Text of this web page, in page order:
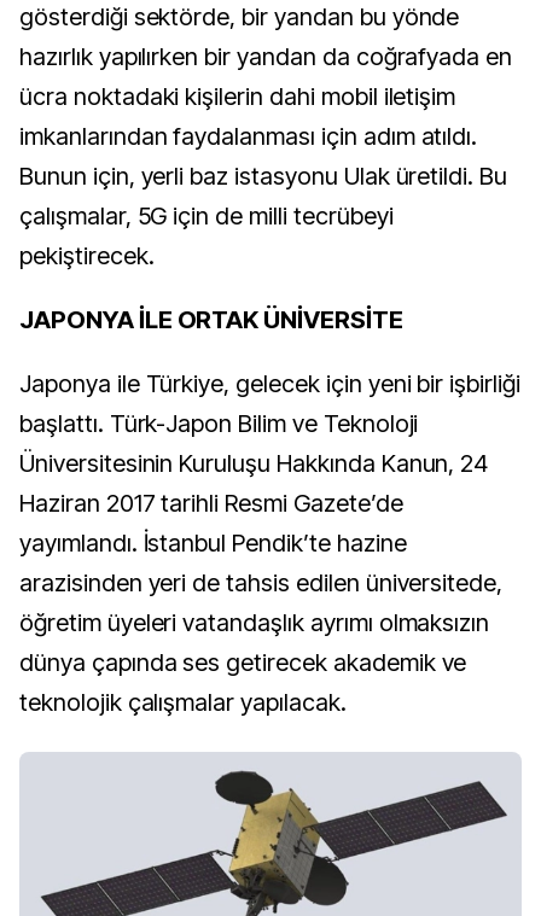
gösterdiği sektörde, bir yandan bu yönde
hazırlık yapılırken bir yandan da coğrafyada en
ücra noktadaki kişilerin dahi mobil iletişim
imkanlarından faydalanması için adım atıldı.
Bunun için, yerli baz istasyonu Ulak üretildi. Bu
çalışmalar, 5G için de milli tecrübeyi
pekiştirecek.
JAPONYA İLE ORTAK ÜNİVERSİTE
Japonya ile Türkiye, gelecek için yeni bir işbirliği
başlattı. Türk-Japon Bilim ve Teknoloji
Üniversitesinin Kuruluşu Hakkında Kanun, 24
Haziran 2017 tarihli Resmi Gazete’de
yayımlandı. İstanbul Pendik’te hazine
arazisinden yeri de tahsis edilen üniversitede,
öğretim üyeleri vatandaşlık ayrımı olmaksızın
dünya çapında ses getirecek akademik ve
teknolojik çalışmalar yapılacak.